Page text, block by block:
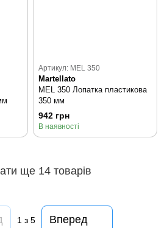
Артикул: MEL 350
Martellato
MEL 350 Лопатка пластикова
350 мм
942 грн
В наявності
ще 14 товарів
1 з 5 Вперед